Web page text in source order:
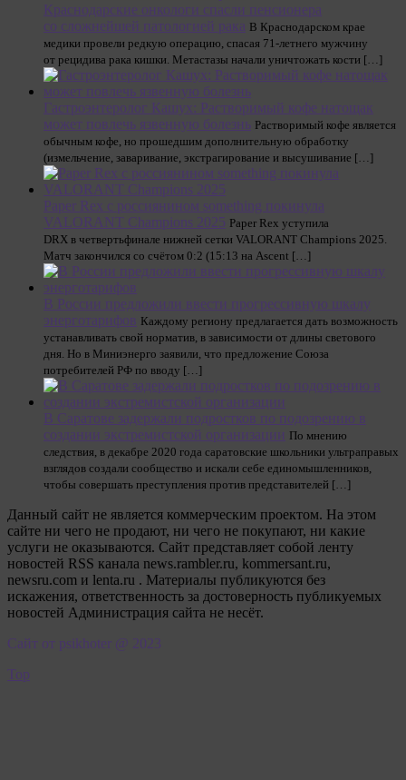
Краснодарские онкологи спасли пенсионера
со сложнейшей патологией рака В Краснодарском крае
медики провели редкую операцию, спасая 71-летнего мужчину
от рецидива рака кишки. Метастазы начали уничтожать кости […]
Гастроэнтеролог Кашух: Растворимый кофе натощак
может повлечь язвенную болезнь Растворимый кофе является
обычным кофе, но прошедшим дополнительную обработку
(измельчение, заваривание, экстрагирование и высушивание […]
Paper Rex с россиянином something покинула
VALORANT Champions 2025 Paper Rex уступила
DRX в четвертьфинале нижней сетки VALORANT Champions 2025.
Матч закончился со счётом 0:2 (15:13 на Ascent […]
В России предложили ввести прогрессивную шкалу
энерготарифов Каждому региону предлагается дать возможность
устанавливать свой норматив, в зависимости от длины светового
дня. Но в Миниэнерго заявили, что предложение Союза
потребителей РФ по вводу […]
В Саратове задержали подростков по подозрению в
создании экстремистской организации По мнению
следствия, в декабре 2020 года саратовские школьники ультраправых
взглядов создали сообщество и искали себе единомышленников,
чтобы совершать преступления против представителей […]
Данный сайт не является коммерческим проектом. На этом
сайте ни чего не продают, ни чего не покупают, ни какие
услуги не оказываются. Сайт представляет собой ленту
новостей RSS канала news.rambler.ru, kommersant.ru,
newsru.com и lenta.ru . Материалы публикуются без
искажения, ответственность за достоверность публикуемых
новостей Администрация сайта не несёт.
Сайт от psikhoter @ 2023
Top